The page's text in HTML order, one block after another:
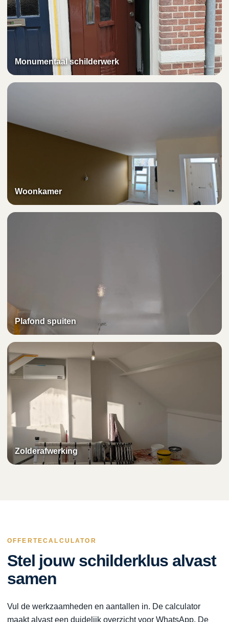
Monumentaal schilderwerk
Woonkamer
Plafond spuiten
Zolderafwerking
OFFERTECALCULATOR
Stel jouw schilderklus alvast
samen
Vul de werkzaamheden en aantallen in. De calculator
maakt alvast een duidelijk overzicht voor WhatsApp. De